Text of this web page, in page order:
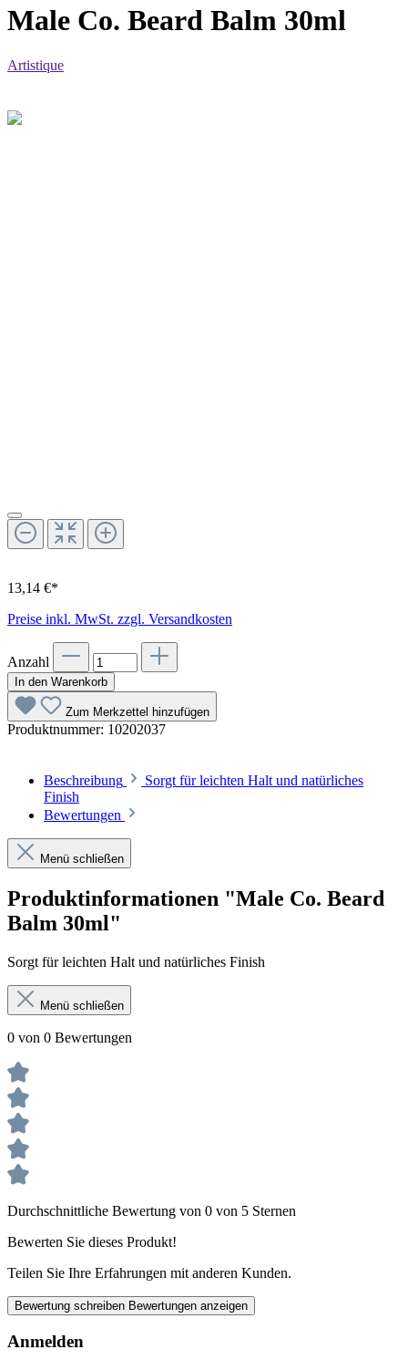
Male Co. Beard Balm 30ml
Artistique
13,14 €*
Preise inkl. MwSt. zzgl. Versandkosten
Anzahl
In den Warenkorb
Zum Merkzettel hinzufügen
Produktnummer: 10202037
Beschreibung
Sorgt für leichten Halt und natürliches
Finish
Bewertungen
Menü schließen
Produktinformationen "Male Co. Beard
Balm 30ml"
Sorgt für leichten Halt und natürliches Finish
Menü schließen
0 von 0 Bewertungen
Durchschnittliche Bewertung von 0 von 5 Sternen
Bewerten Sie dieses Produkt!
Teilen Sie Ihre Erfahrungen mit anderen Kunden.
Bewertung schreiben Bewertungen anzeigen
Anmelden